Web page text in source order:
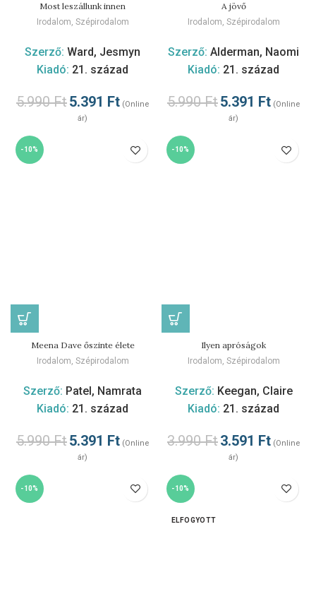
Most leszállunk innen
Irodalom, Szépirodalom
Szerző: Ward, Jesmyn
Kiadó: 21. század
5.990Ft5.391 Ft (Online
ár)
A jövő
Irodalom, Szépirodalom
Szerző: Alderman, Naomi
Kiadó: 21. század
5.990Ft5.391 Ft (Online
ár)
-10%
Meena Dave őszinte élete
Irodalom, Szépirodalom
Szerző: Patel, Namrata
Kiadó: 21. század
5.990Ft5.391 Ft (Online
ár)
-10%
Ilyen apróságok
Irodalom, Szépirodalom
Szerző: Keegan, Claire
Kiadó: 21. század
3.990Ft3.591 Ft (Online
ár)
-10% -10%
ELFOGYOTT